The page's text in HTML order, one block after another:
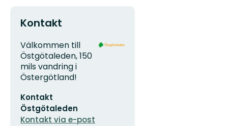
Kontakt
Adress
Välkommen till
Östgötaleden, 150
mils vandring i
Östergötland!
postadress
Kontakt
Östgötaleden
Kontakt via e-post
Organisationens